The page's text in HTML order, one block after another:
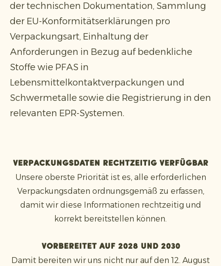
der technischen Dokumentation, Sammlung
der EU-Konformitätserklärungen pro
Verpackungsart, Einhaltung der
Anforderungen in Bezug auf bedenkliche
Stoffe wie PFAS in
Lebensmittelkontaktverpackungen und
Schwermetalle sowie die Registrierung in den
relevanten EPR-Systemen.
Verpackungsdaten rechtzeitig verfügbar
Unsere oberste Priorität ist es, alle erforderlichen
Verpackungsdaten ordnungsgemäß zu erfassen,
damit wir diese Informationen rechtzeitig und
korrekt bereitstellen können.
Vorbereitet auf 2028 und 2030
Damit bereiten wir uns nicht nur auf den 12. August